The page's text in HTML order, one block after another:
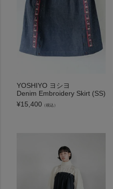
YOSHIYO ヨシヨ
Denim Embroidery Skirt (SS)
¥15,400 （税込）